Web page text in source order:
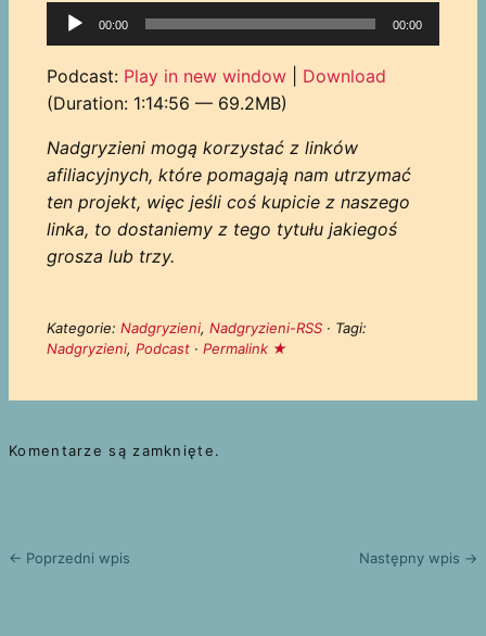
Odtwarzacz
plików
dźwiękowych
00:00 00:00
Podcast: Play in new window| Download
(Duration: 1:14:56 — 69.2MB)
Nadgryzieni mogą korzystać z linków
afiliacyjnych, które pomagają nam utrzymać
ten projekt, więc jeśli coś kupicie z naszego
linka, to dostaniemy z tego tytułu jakiegoś
grosza lub trzy.
Kategorie: Nadgryzieni, Nadgryzieni-RSS· Tagi:
Nadgryzieni, Podcast· Permalink ★
Komentarze są zamknięte.
← Poprzedni wpis Następny wpis →